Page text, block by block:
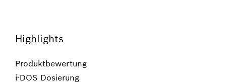
Highlights
Produktbewertung
i-DOS Dosierung